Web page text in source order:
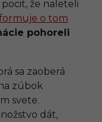
že naleteli
o tom
pohoreli
sa zaoberá
zúbok
svete.
dát,